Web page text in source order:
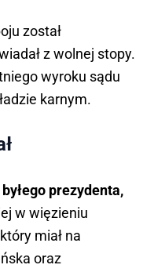
został
z wolnej stopy.
wyroku sądu
karnym.
prezydenta,
w więzieniu
miał na
oraz